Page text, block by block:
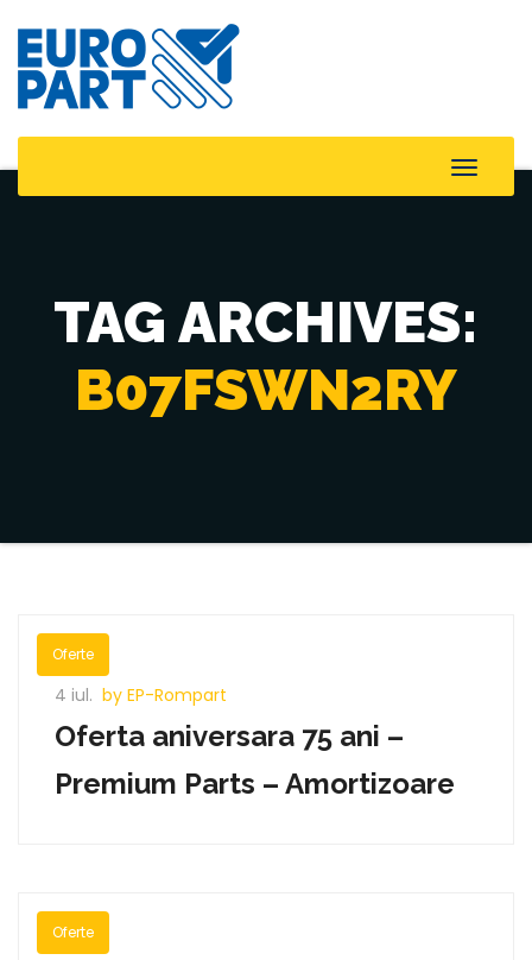
Toggle
TAG ARCHIVES:
B07FSWN2RY
Oferte
4 iul. by EP-Rompart
Oferta aniversara 75 ani –
Premium Parts – Amortizoare
Oferte